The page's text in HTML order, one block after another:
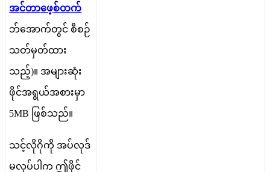
အငတဖစတက
ဘအကတင စစဉ
သတမတထ
သည)။ အမဆ
ဖငအရယအစမ
5MB ဖစသည။
သငလဂက အပလဒ
မလပပက ဤဖင